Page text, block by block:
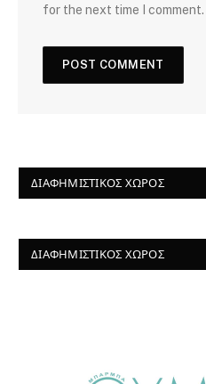
for the next time I comment.
ΔΙΑΦΗΜΙΣΤΙΚΌΣ ΧΏΡΟΣ
ΔΙΑΦΗΜΙΣΤΙΚΌΣ ΧΏΡΟΣ